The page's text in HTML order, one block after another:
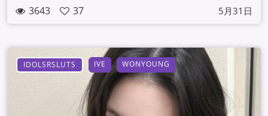
3643 37 5月31日
IDOLSRSLUTS IVE WONYOUNG